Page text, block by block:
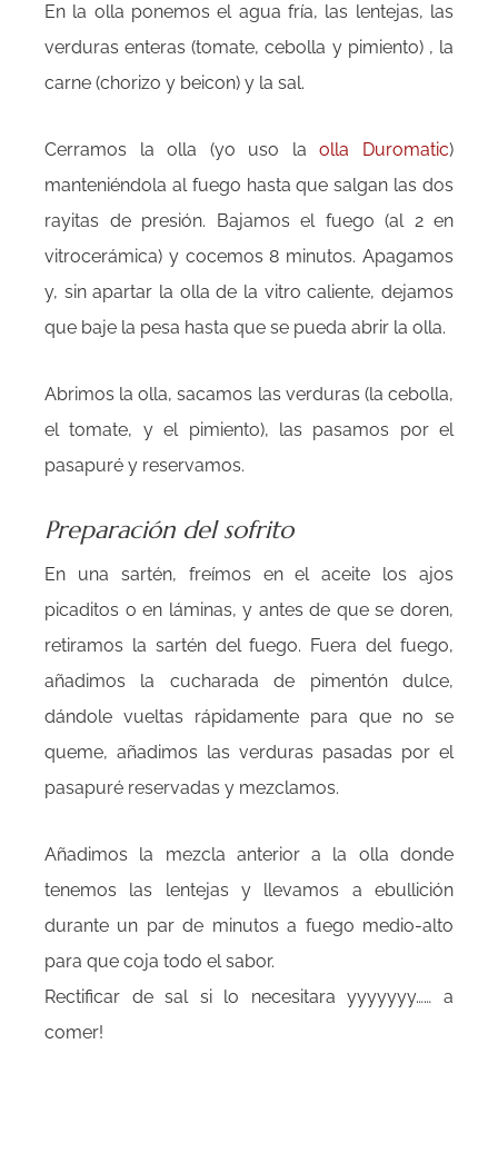
En la olla ponemos el agua fría, las lentejas, las
verduras enteras (tomate, cebolla y pimiento) , la
carne (chorizo y beicon) y la sal.
Cerramos la olla (yo uso laolla Duromatic)
manteniéndola al fuego hasta que salgan las dos
rayitas de presión. Bajamos el fuego (al 2 en
vitrocerámica) y cocemos 8 minutos. Apagamos
y, sin apartar la olla de la vitro caliente, dejamos
que baje la pesa hasta que se pueda abrir la olla.
Abrimos la olla, sacamos las verduras (la cebolla,
el tomate, y el pimiento), las pasamos por el
pasapuré y reservamos.
Preparación del sofrito
En una sartén, freímos en el aceite los ajos
picaditos o en láminas, y antes de que se doren,
retiramos la sartén del fuego. Fuera del fuego,
añadimos la cucharada de pimentón dulce,
dándole vueltas rápidamente para que no se
queme, añadimos las verduras pasadas por el
pasapuré reservadas y mezclamos.
Añadimos la mezcla anterior a la olla donde
tenemos las lentejas y llevamos a ebullición
durante un par de minutos a fuego medio-alto
para que coja todo el sabor.
Rectificar de sal si lo necesitara yyyyyyy…… a
comer!